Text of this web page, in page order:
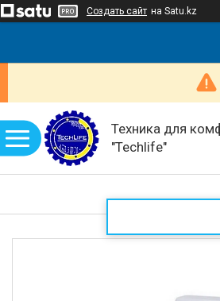
Создать сайт на Satu.kz
Техника для
"Techlife"